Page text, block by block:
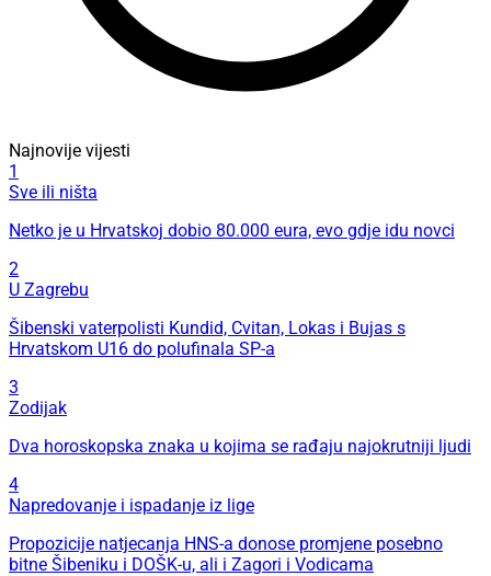
Najnovije vijesti
1
Sve ili ništa
Netko je u Hrvatskoj dobio 80.000 eura, evo gdje idu novci
2
U Zagrebu
Šibenski vaterpolisti Kundid, Cvitan, Lokas i Bujas s
Hrvatskom U16 do polufinala SP-a
3
Zodijak
Dva horoskopska znaka u kojima se rađaju najokrutniji ljudi
4
Napredovanje i ispadanje iz lige
Propozicije natjecanja HNS-a donose promjene posebno
bitne Šibeniku i DOŠK-u, ali i Zagori i Vodicama